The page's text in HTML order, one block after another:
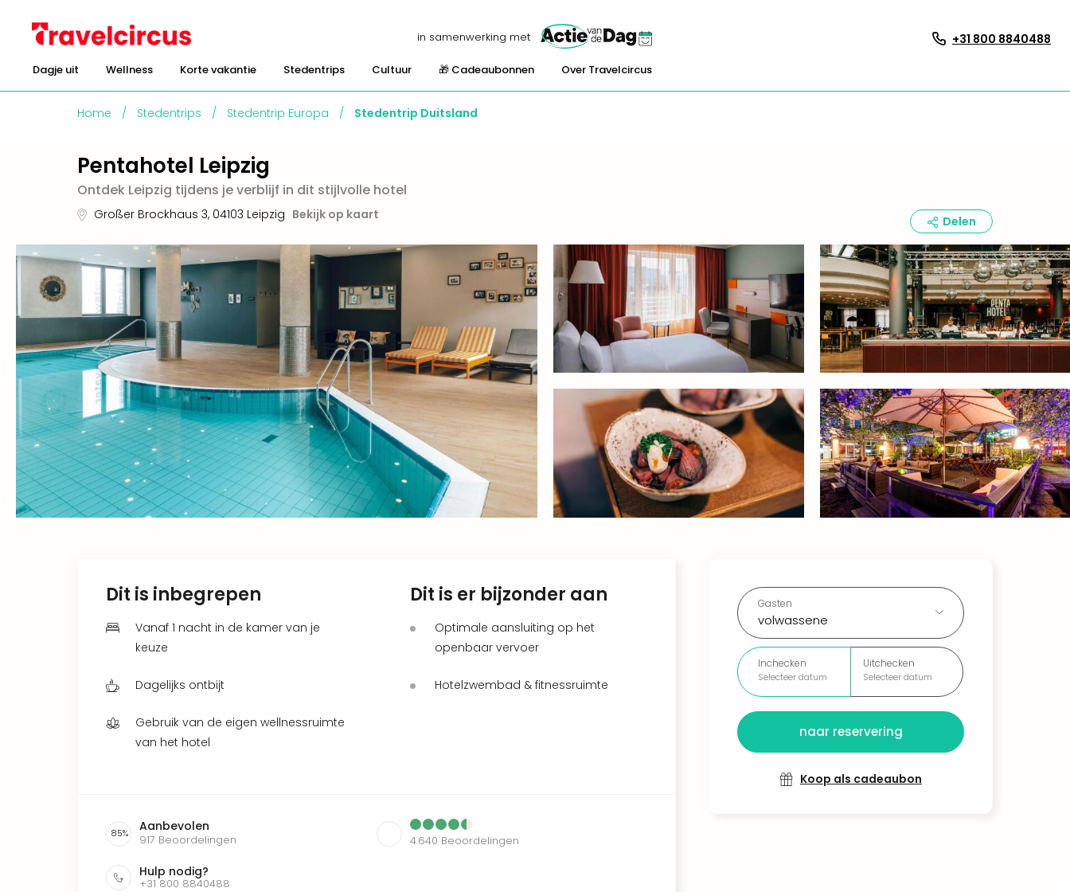
in samenwerking met +31 800 8840488
Dagje uit Wellness Korte vakantie Stedentrips Cultuur 🎁 Cadeaubonnen Over Travelcircus
Home / Stedentrips / Stedentrip Europa / Stedentrip Duitsland
Pentahotel Leipzig
Ontdek Leipzig tijdens je verblijf in dit stijlvolle hotel
Großer Brockhaus 3, 04103 Leipzig Bekijk op kaart Delen
Gasten
volwassene
Inchecken
Selecteer datum
Uitchecken
Selecteer datum
naar reservering
Koop als cadeaubon
Dit is inbegrepen
Vanaf 1 nacht in de kamer van je
keuze
Dagelijks ontbijt
Gebruik van de eigen wellnessruimte
van het hotel
Dit is er bijzonder aan
Optimale aansluiting op het
openbaar vervoer
Hotelzwembad & fitnessruimte
85% Aanbevolen
917 Beoordelingen 4.640 Beoordelingen
Hulp nodig?
+31 800 8840488